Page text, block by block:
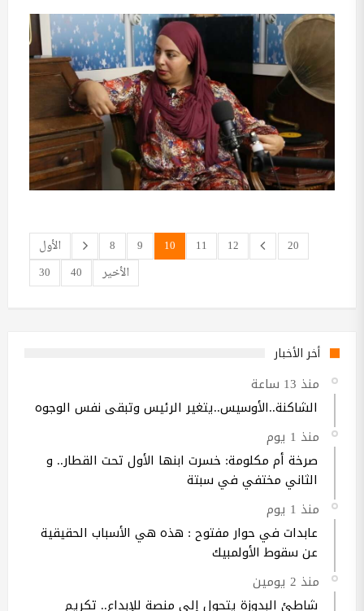
الأول 8 9 10 11 12
20
30
40 الأخير
أخر الأخبار
منذ 13 ساعة
الشاكنة..الأوسيس..يتغير الرئيس وتبقى نفس الوجوه
منذ 1 يوم
صرخة أم مكلومة: خسرت ابنها الأول تحت القطار.. و
الثاني مختفي في سبتة
منذ 1 يوم
عابدات في حوار مفتوح : هذه هي الأسباب الحقيقية
عن سقوط الأولمبيك
منذ 2 يومين
شاطئ البدوزة يتحول إلى منصة للإبداع.. تكريم